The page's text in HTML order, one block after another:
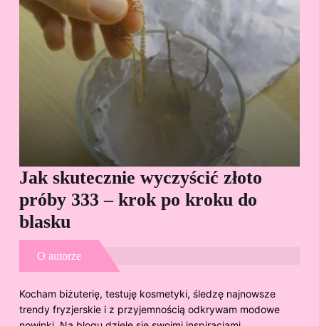
Jak skutecznie wyczyścić złoto
próby 333 – krok po kroku do
blasku
O autorze
Kocham biżuterię, testuję kosmetyki, śledzę najnowsze
trendy fryzjerskie i z przyjemnością odkrywam modowe